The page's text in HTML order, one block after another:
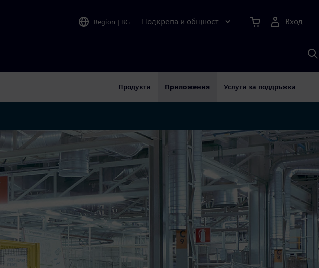
Region | BG Подкрепа и общност Вход
с
Продукти Приложения Услуги за поддръжка